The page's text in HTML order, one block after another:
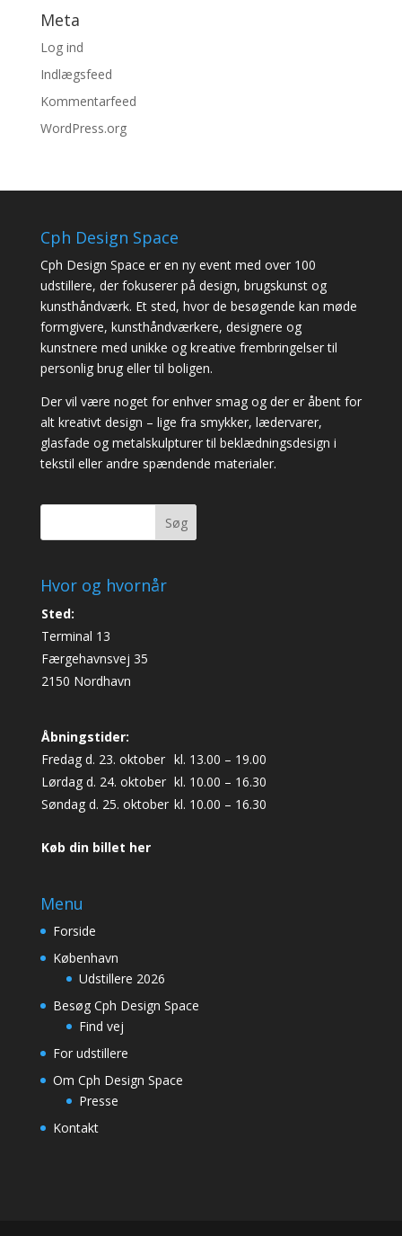
Meta
Log ind
Indlægsfeed
Kommentarfeed
WordPress.org
Cph Design Space
Cph Design Space er en ny event med over 100
udstillere, der fokuserer på design, brugskunst og
kunsthåndværk. Et sted, hvor de besøgende kan møde
formgivere, kunsthåndværkere, designere og
kunstnere med unikke og kreative frembringelser til
personlig brug eller til boligen.
Der vil være noget for enhver smag og der er åbent for
alt kreativt design – lige fra smykker, lædervarer,
glasfade og metalskulpturer til beklædningsdesign i
tekstil eller andre spændende materialer.
Søg
Hvor og hvornår
Sted:
Terminal 13
Færgehavnsvej 35
2150 Nordhavn
Åbningstider:
Fredag d. 23. oktober kl. 13.00 – 19.00
Lørdag d. 24. oktober kl. 10.00 – 16.30
Søndag d. 25. oktober kl. 10.00 – 16.30
Køb din billet her
Menu
Forside
København
Udstillere 2026
Besøg Cph Design Space
Find vej
For udstillere
Om Cph Design Space
Presse
Kontakt